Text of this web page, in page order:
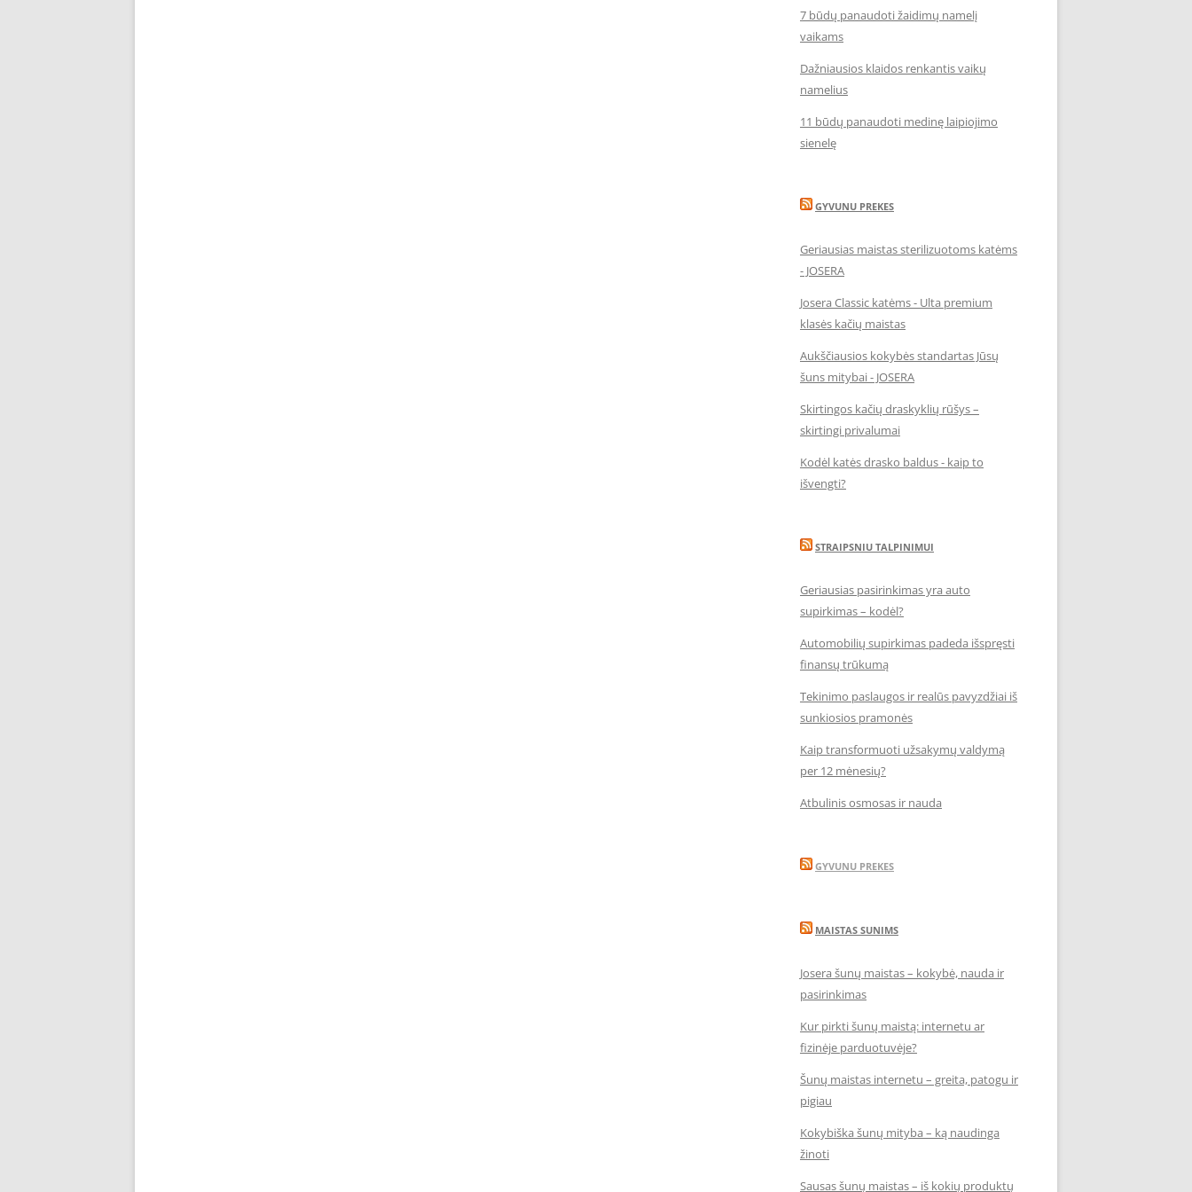
7 būdų panaudoti žaidimų namelį
vaikams
Dažniausios klaidos renkantis vaikų
namelius
11 būdų panaudoti medinę laipiojimo
sienelę
GYVUNU PREKES
Geriausias maistas sterilizuotoms katėms
- JOSERA
Josera Classic katėms - Ulta premium
klasės kačių maistas
Aukščiausios kokybės standartas Jūsų
šuns mitybai - JOSERA
Skirtingos kačių draskyklių rūšys –
skirtingi privalumai
Kodėl katės drasko baldus - kaip to
išvengti?
STRAIPSNIU TALPINIMUI
Geriausias pasirinkimas yra auto
supirkimas – kodėl?
Automobilių supirkimas padeda išspręsti
finansų trūkumą
Tekinimo paslaugos ir realūs pavyzdžiai iš
sunkiosios pramonės
Kaip transformuoti užsakymų valdymą
per 12 mėnesių?
Atbulinis osmosas ir nauda
GYVUNU PREKES
MAISTAS SUNIMS
Josera šunų maistas – kokybė, nauda ir
pasirinkimas
Kur pirkti šunų maistą: internetu ar
fizinėje parduotuvėje?
Šunų maistas internetu – greita, patogu ir
pigiau
Kokybiška šunų mityba – ką naudinga
žinoti
Sausas šunų maistas – iš kokių produktų